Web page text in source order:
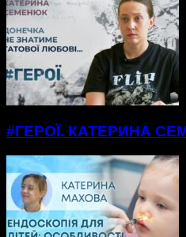
#ГЕРОЇ. КАТЕРИНА